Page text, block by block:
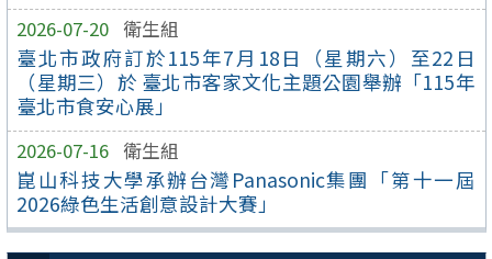
2026-07-20 衛生組
臺北市政府訂於115年7月18日（星期六）至22日
（星期三）於 臺北市客家文化主題公園舉辦「115年
臺北市食安心展」
2026-07-16 衛生組
崑山科技大學承辦台灣Panasonic集團「第十一屆
2026綠色生活創意設計大賽」